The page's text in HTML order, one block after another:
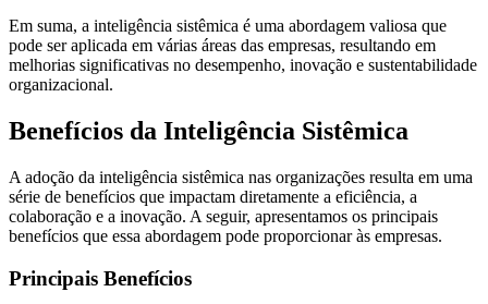
Em suma, a inteligência sistêmica é uma abordagem valiosa que
pode ser aplicada em várias áreas das empresas, resultando em
melhorias significativas no desempenho, inovação e sustentabilidade
organizacional.
Benefícios da Inteligência Sistêmica
A adoção da inteligência sistêmica nas organizações resulta em uma
série de benefícios que impactam diretamente a eficiência, a
colaboração e a inovação. A seguir, apresentamos os principais
benefícios que essa abordagem pode proporcionar às empresas.
Principais Benefícios